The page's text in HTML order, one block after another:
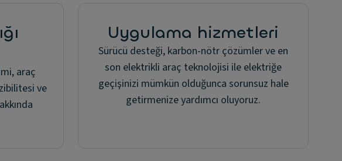
araç
ve
Uygulama hizmetleri
Sürücü desteği, karbon-nötr çözümler ve en
son elektrikli araç teknolojisi ile elektriğe
geçişinizi mümkün olduğunca sorunsuz hale
getirmenize yardımcı oluyoruz.